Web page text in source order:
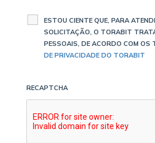
ESTOU CIENTE QUE, PARA
SOLICITAÇÃO, O TORABIT
PESSOAIS, DE ACORDO COM OS
DE PRIVACIDADE DO TORABIT
RECAPTCHA